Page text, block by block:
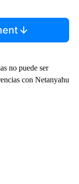
no puede ser
con Netanyahu